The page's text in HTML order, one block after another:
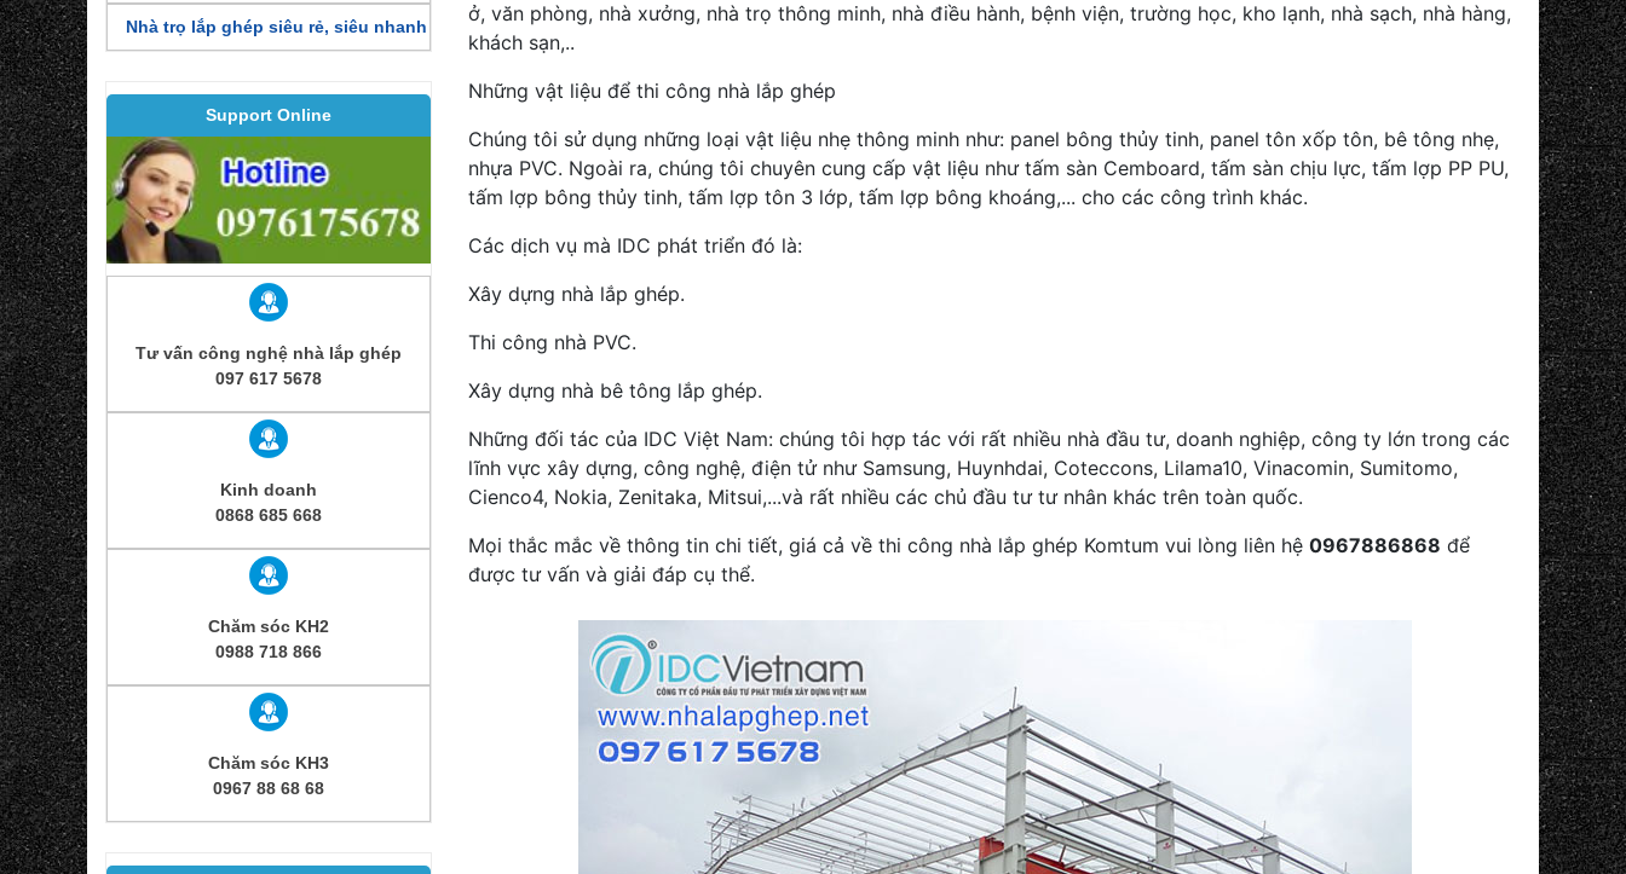
Nhà trọ lắp ghép siêu rẻ, siêu nhanh
Support Online
Tư vấn công nghệ nhà lắp ghép
097 617 5678
Kinh doanh
0868 685 668
Chăm sóc KH2
0988 718 866
Chăm sóc KH3
0967 88 68 68
ở, văn phòng, nhà xưởng, nhà trọ thông minh, nhà điều hành, bệnh viện, trường học, kho lạnh, nhà sạch, nhà hàng,
khách sạn,..
Những vật liệu để thi công nhà lắp ghép
Chúng tôi sử dụng những loại vật liệu nhẹ thông minh như: panel bông thủy tinh, panel tôn xốp tôn, bê tông nhẹ,
nhựa PVC. Ngoài ra, chúng tôi chuyên cung cấp vật liệu như tấm sàn Cemboard, tấm sàn chịu lực, tấm lợp PP PU,
tấm lợp bông thủy tinh, tấm lợp tôn 3 lớp, tấm lợp bông khoáng,... cho các công trình khác.
Các dịch vụ mà IDC phát triển đó là:
Xây dựng nhà lắp ghép.
Thi công nhà PVC.
Xây dựng nhà bê tông lắp ghép.
Những đối tác của IDC Việt Nam: chúng tôi hợp tác với rất nhiều nhà đầu tư, doanh nghiệp, công ty lớn trong các
lĩnh vực xây dựng, công nghệ, điện tử như Samsung, Huynhdai, Coteccons, Lilama10, Vinacomin, Sumitomo,
Cienco4, Nokia, Zenitaka, Mitsui,...và rất nhiều các chủ đầu tư tư nhân khác trên toàn quốc.
Mọi thắc mắc về thông tin chi tiết, giá cả về thi công nhà lắp ghép Komtum vui lòng liên hệ 0967886868 để
được tư vấn và giải đáp cụ thể.